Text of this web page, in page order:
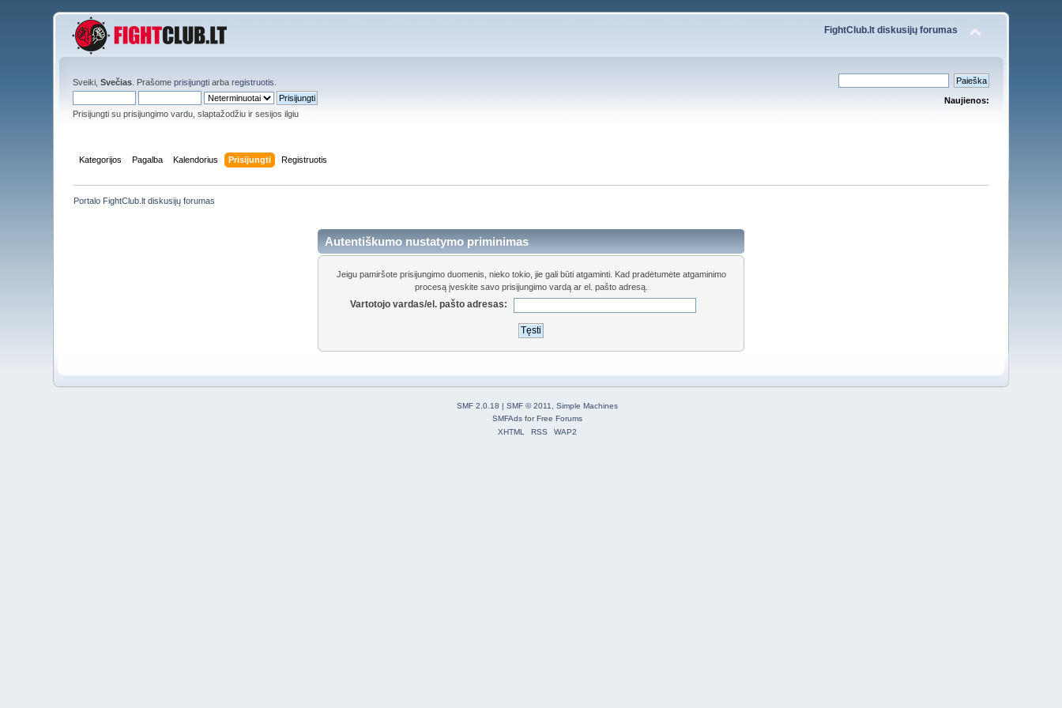
FightClub.lt diskusijų forumas
Sveiki,Svečias . Prašomeprisijungti arbaregistruotis
Prisijungti su prisijungimo vardu, slaptažodžiu ir sesijos ilgiu
Naujienos:
Kategorijos Pagalba Kalendorius Prisijungti Registruotis
Portalo FightClub.lt diskusijų forumas
Autentiškumo nustatymo priminimas
Jeigu pamiršote prisijungimo duomenis, nieko tokio, jie gali būti atgaminti. Kad pradėtumėte atgaminimo
procesą įveskite savo prisijungimo vardą ar el. pašto adresą.
Vartotojo vardas/el. pašto adresas:
SMF 2.0.18 | SMF © 2011
Simple Machines
SMFAdsforFree Forums
XHTML
RSS WAP2